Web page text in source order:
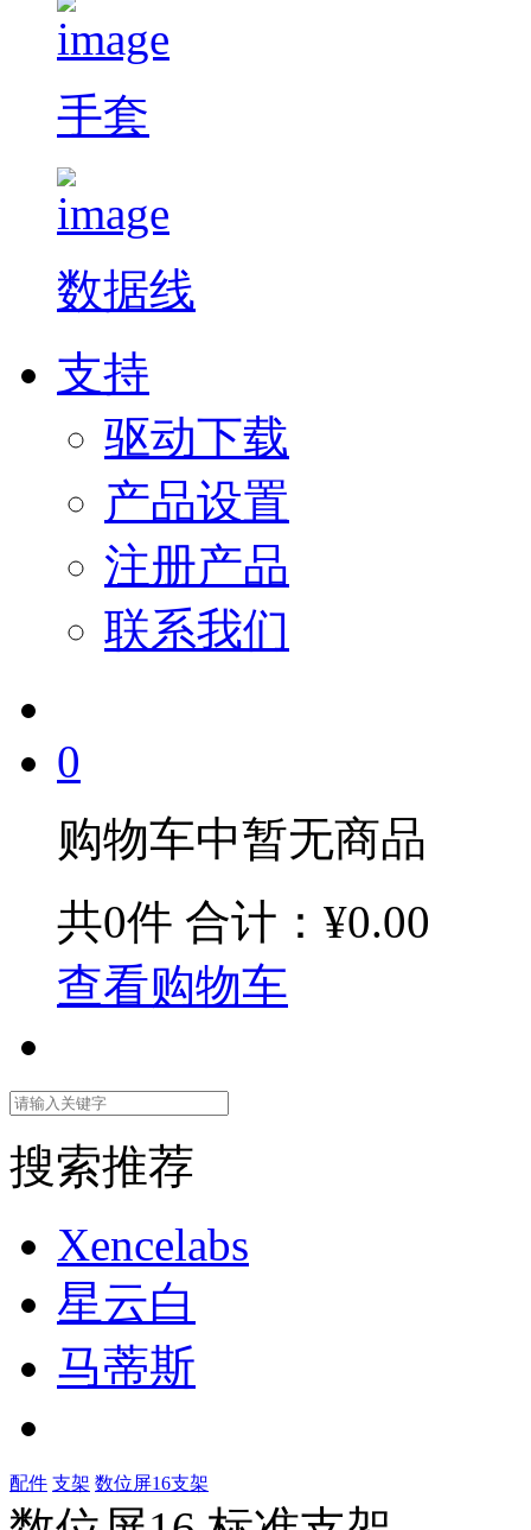
手套
数据线
支持
驱动下载
产品设置
注册产品
联系我们
0
购物车中暂无商品
共0件 合计：¥0.00
查看购物车
搜索推荐
Xencelabs
星云白
马蒂斯
配件 支架 数位屏16支架